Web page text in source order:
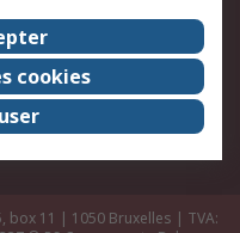
propos de RS
chez RS
box 11 | 1050 Bruxelles | TVA:
cookies